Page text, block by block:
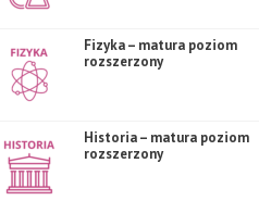
Fizyka – matura poziom
rozszerzony
Historia – matura poziom
rozszerzony